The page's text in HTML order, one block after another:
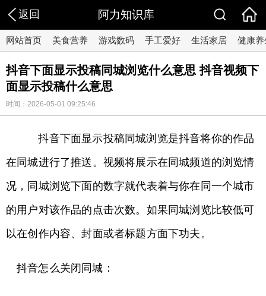
返回 阿力知识库
网站首页 美食营养 游戏数码 手工爱好 生活家居 健康养
抖音下面显示投稿同城浏览什么意思 抖音视频下
面显示投稿什么意思
时间：2026-05-01 09:25:46
抖音下面显示投稿同城浏览是抖音将你的作品
在同城进行了推送。视频将展示在同城频道的浏览情
况，同城浏览下面的数字就代表着与你在同一个城市
的用户对该作品的点击次数。如果同城浏览比较低可
以在创作内容、封面或者标题方面下功夫。
抖音怎么关闭同城：